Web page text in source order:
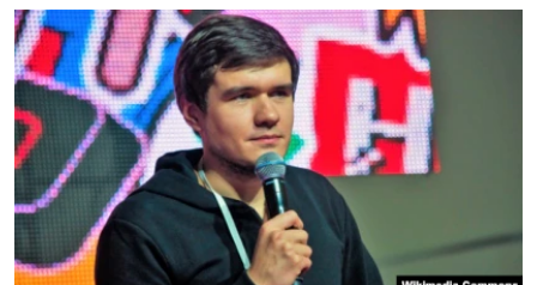
поиску
СЕВЕР.РЕАЛИИ
СИБИРЬ.РЕАЛИИ
РАСПИСАНИЕ ВЕЩАНИЯ
ПОДПИШИТЕСЬ НА РАССЫЛКУ
СОЦИАЛЬНЫЕ СЕТИ